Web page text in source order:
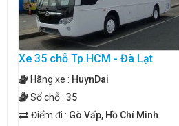
Xe 35 chỗ Tp.HCM - Đà Lạt
Hãng xe : HuynDai
Số chỗ : 35
Điểm đi : Gò Vấp, Hồ Chí Minh